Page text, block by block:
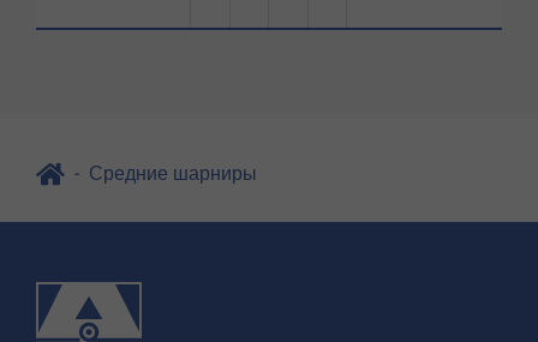
Средние шарниры